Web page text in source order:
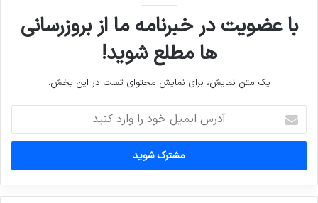
با عضویت در خبرنامه ما از بروزرسانی
ها مطلع شوید!
یک متن نمایش، برای نمایش محتوای تست در این بخش.
ایمیل
خود
وارد
کنید